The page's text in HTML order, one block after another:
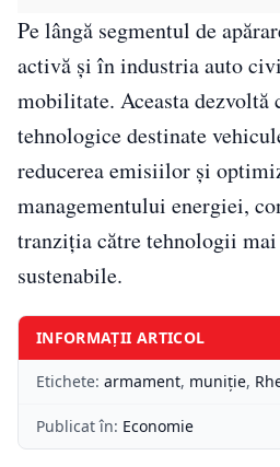
Pe lângă segmentul de
activă și în industria auto
mobilitate. Aceasta dezvoltă
tehnologice destinate
reducerea emisiilor și
managementului energiei,
tranziția către tehnologii
sustenabile.
INFORMAȚII ARTICOL
Etichete: armament, muniţie,
Publicat în: Economie